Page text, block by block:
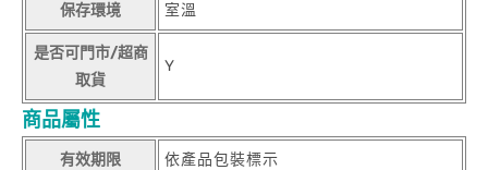
保存環境 室溫
是否可門市/超商
取貨
Y
商品屬性
有效期限 依產品包裝標示